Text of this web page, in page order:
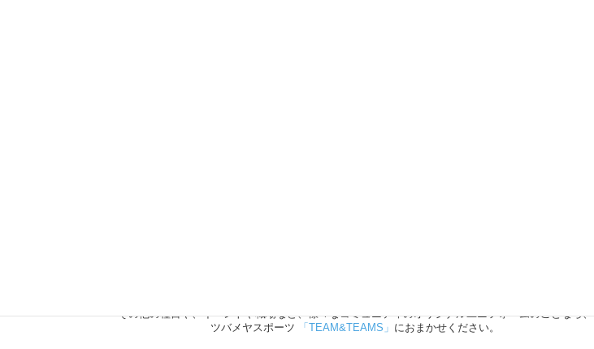
その他の種目や、イベントや職場など、様々なコミュニティのオリジナルユニフォームのことなら、
ツバメヤスポーツ
「TEAM&TEAMS」 におまかせください。